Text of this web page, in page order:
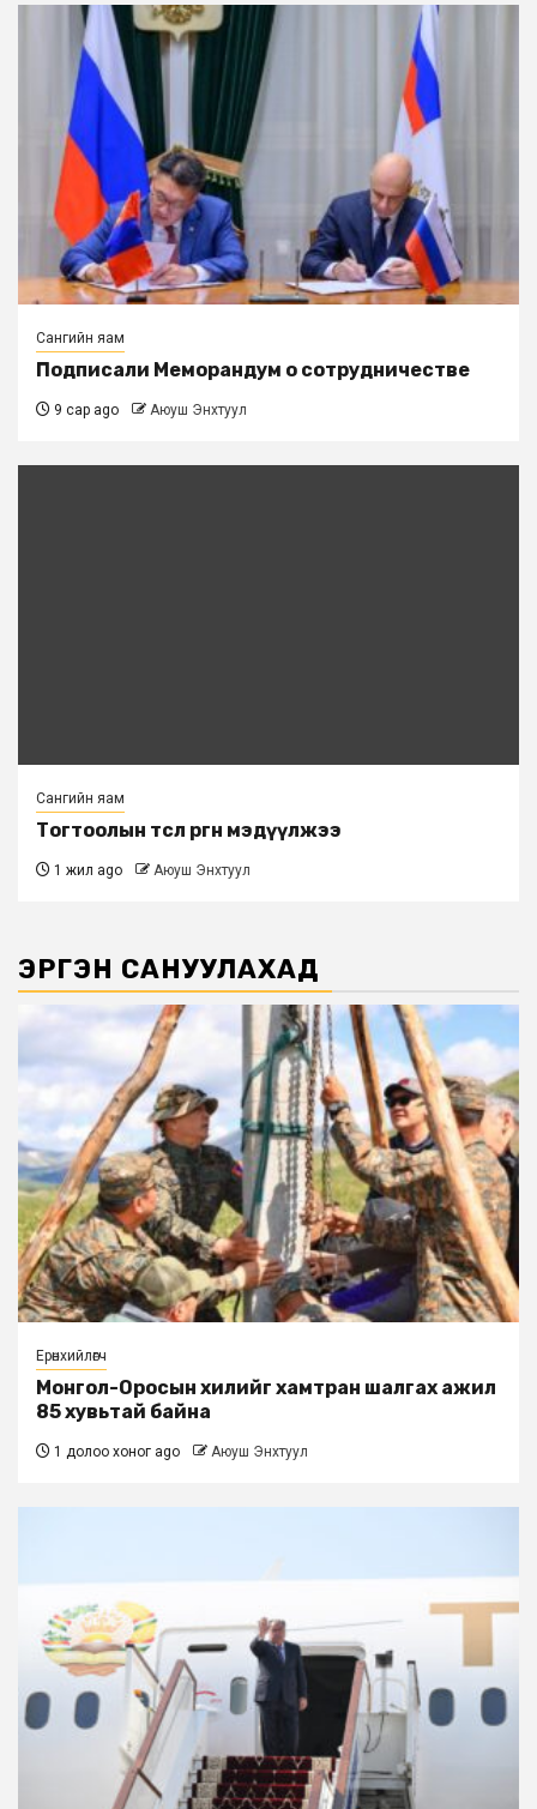
Сангийн яам
Подписали Меморандум о сотрудничестве
9 сар ago Аюуш Энхтуул
Сангийн яам
Тогтоолын төсөл өргөн мэдүүлжээ
1 жил ago Аюуш Энхтуул
ЭРГЭН САНУУЛАХАД
Ерөнхийлөгч
Монгол-Оросын хилийг хамтран шалгах ажил
85 хувьтай байна
1 долоо хоног ago Аюуш Энхтуул